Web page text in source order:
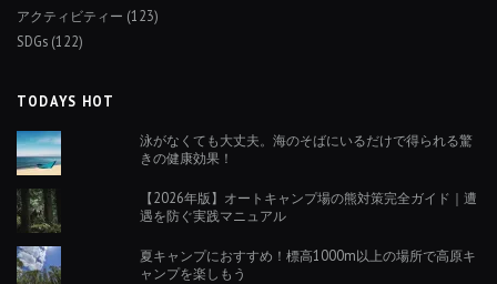
アクティビティー (123)
SDGs (122)
TODAYS HOT
泳がなくても大丈夫。海のそばにいるだけで得られる驚
きの健康効果！
【2026年版】オートキャンプ場の熊対策完全ガイド｜遭
遇を防ぐ実践マニュアル
夏キャンプにおすすめ！標高1000m以上の場所で高原キ
ャンプを楽しもう